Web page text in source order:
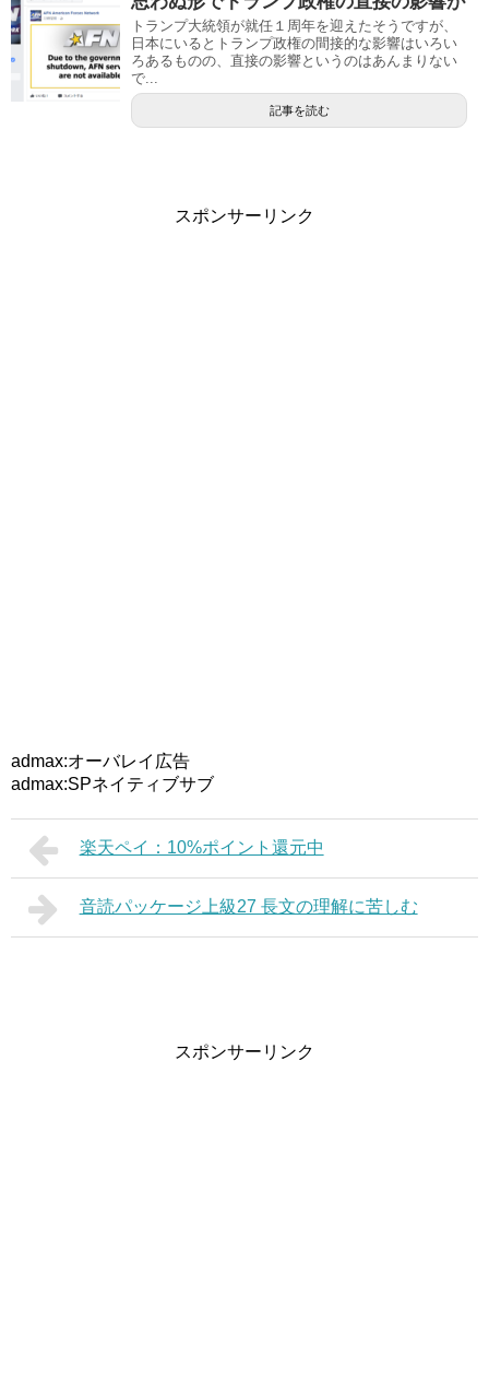
トランプ大統領が就任１周年を迎えたそうですが、
日本にいるとトランプ政権の間接的な影響はいろい
ろあるものの、直接の影響というのはあんまりない
で...
記事を読む
スポンサーリンク
admax:オーバレイ広告
admax:SPネイティブサブ
楽天ペイ：10%ポイント還元中
音読パッケージ上級27 長文の理解に苦しむ
スポンサーリンク